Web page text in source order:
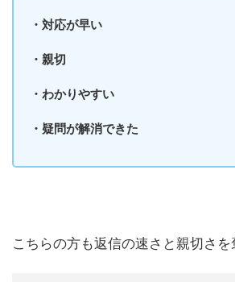
・対応が早い
・親切
・わかりやすい
・疑問が解消できた
こちらの方も返信の速さと親切さを